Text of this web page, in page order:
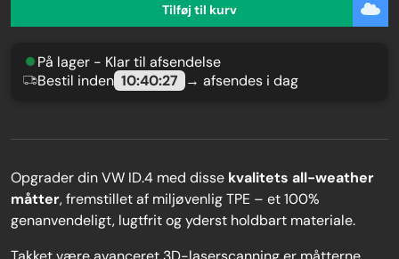
Tilføj til kurv
På lager - Klar til afsendelse
Bestil inden 10:40:26 → afsendes i dag
Opgrader din VW ID.4 med disse kvalitets all-weather
måtter, fremstillet af miljøvenligTPE – et 100%
genanvendeligt, lugtfrit og yderst holdbart materiale.